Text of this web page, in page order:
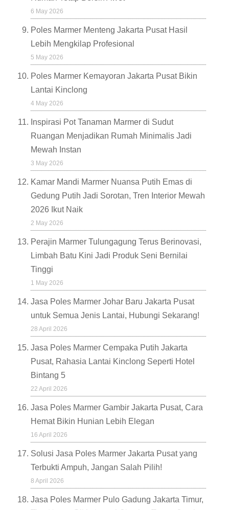
6 May 2026
Poles Marmer Menteng Jakarta Pusat Hasil
Lebih Mengkilap Profesional
5 May 2026
Poles Marmer Kemayoran Jakarta Pusat Bikin
Lantai Kinclong
4 May 2026
Inspirasi Pot Tanaman Marmer di Sudut
Ruangan Menjadikan Rumah Minimalis Jadi
Mewah Instan
3 May 2026
Kamar Mandi Marmer Nuansa Putih Emas di
Gedung Putih Jadi Sorotan, Tren Interior Mewah
2026 Ikut Naik
2 May 2026
Perajin Marmer Tulungagung Terus Berinovasi,
Limbah Batu Kini Jadi Produk Seni Bernilai
Tinggi
1 May 2026
Jasa Poles Marmer Johar Baru Jakarta Pusat
untuk Semua Jenis Lantai, Hubungi Sekarang!
28 April 2026
Jasa Poles Marmer Cempaka Putih Jakarta
Pusat, Rahasia Lantai Kinclong Seperti Hotel
Bintang 5
22 April 2026
Jasa Poles Marmer Gambir Jakarta Pusat, Cara
Hemat Bikin Hunian Lebih Elegan
16 April 2026
Solusi Jasa Poles Marmer Jakarta Pusat yang
Terbukti Ampuh, Jangan Salah Pilih!
8 April 2026
Jasa Poles Marmer Pulo Gadung Jakarta Timur,